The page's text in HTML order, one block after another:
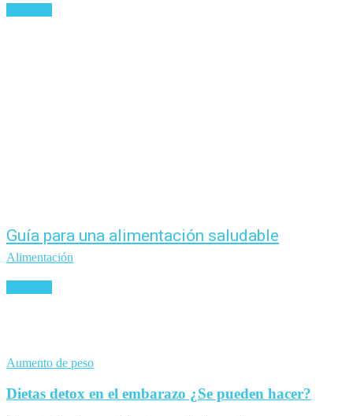
Guía para una alimentación saludable
Alimentación
Aumento de peso
Dietas detox en el embarazo ¿Se pueden hacer?